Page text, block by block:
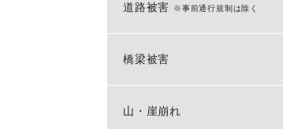
道路被害 ※事前通行規制は除く
橋梁被害
山・崖崩れ